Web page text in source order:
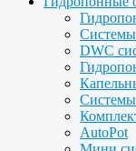
DWC
Системы
AutoPot